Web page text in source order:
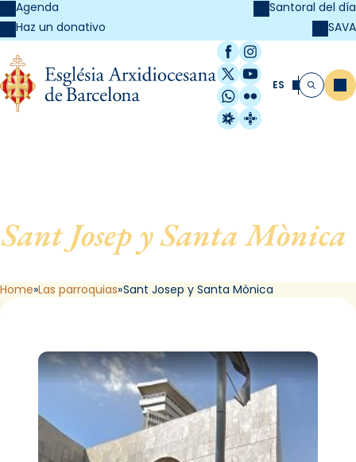
Agenda
Haz un donativo
Santoral del día
SAVA
Facebook
Instagram
X / Twitter
YouTube
WhatsApp
Flickr
Radio Estel
Catalunya
ES Buscar
Sant Josep y Santa Mònica
de Barcelona
Home Las parroquias Sant Josep y Santa Mònica